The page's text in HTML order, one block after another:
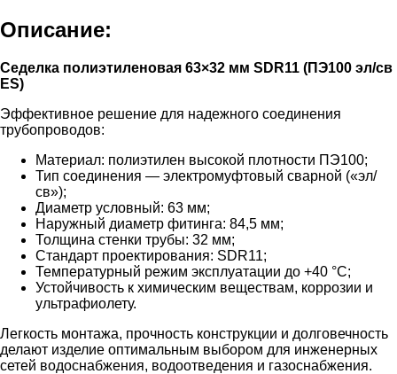
Описание:
Седелка полиэтиленовая 63×32 мм SDR11 (ПЭ100 эл/св
ES)
Эффективное решение для надежного соединения
трубопроводов:
Материал: полиэтилен высокой плотности ПЭ100;
Тип соединения — электромуфтовый сварной («эл/
св»);
Диаметр условный: 63 мм;
Наружный диаметр фитинга: 84,5 мм;
Толщина стенки трубы: 32 мм;
Стандарт проектирования: SDR11;
Температурный режим эксплуатации до +40 °C;
Устойчивость к химическим веществам, коррозии и
ультрафиолету.
Легкость монтажа, прочность конструкции и долговечность
делают изделие оптимальным выбором для инженерных
сетей водоснабжения, водоотведения и газоснабжения.